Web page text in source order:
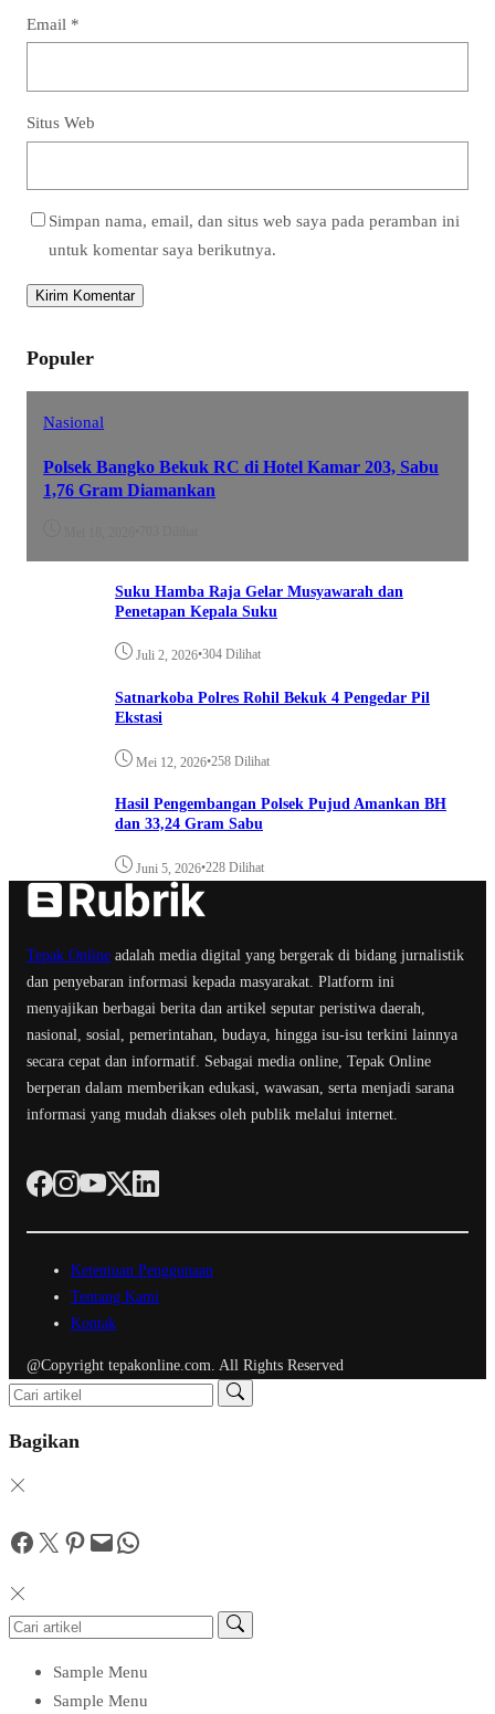
Email *
Situs Web
Simpan nama, email, dan situs web saya pada peramban ini
untuk komentar saya berikutnya.
Populer
Nasional
Polsek Bangko Bekuk RC di Hotel Kamar 203, Sabu
1,76 Gram Diamankan
Suku Hamba Raja Gelar Musyawarah dan
Penetapan Kepala Suku
Juli 2, 2026•304 Dilihat
Satnarkoba Polres Rohil Bekuk 4 Pengedar Pil
Ekstasi
Mei 12, 2026•258 Dilihat
Hasil Pengembangan Polsek Pujud Amankan BH
dan 33,24 Gram Sabu
Juni 5, 2026•228 Dilihat
Tepak Online adalah media digital yang bergerak di bidang jurnalistik
dan penyebaran informasi kepada masyarakat. Platform ini
menyajikan berbagai berita dan artikel seputar peristiwa daerah,
nasional, sosial, pemerintahan, budaya, hingga isu-isu terkini lainnya
secara cepat dan informatif. Sebagai media online, Tepak Online
berperan dalam memberikan edukasi, wawasan, serta menjadi sarana
informasi yang mudah diakses oleh publik melalui internet.
Ketentuan Penggunaan
Tentang Kami
Kontak
@Copyright tepakonline.com. All Rights Reserved
Bagikan
Facebook
Twitter
Pinterest
MailWhatsApp
Sample Menu
Sample Menu